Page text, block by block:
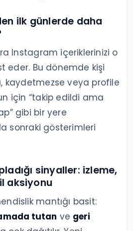
ilk günlerde daha
Instagram içeriklerinizi o
eder. Bu dönemde kişi
kaydetmezse veya profile
için “takip edildi ama
gibi bir yere
sonraki gösterimleri
sinyaller: izleme,
aksiyonu
mantığı basit:
tutan ve geri